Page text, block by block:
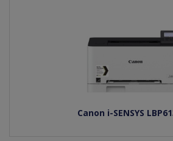
Canon i-SENSYS